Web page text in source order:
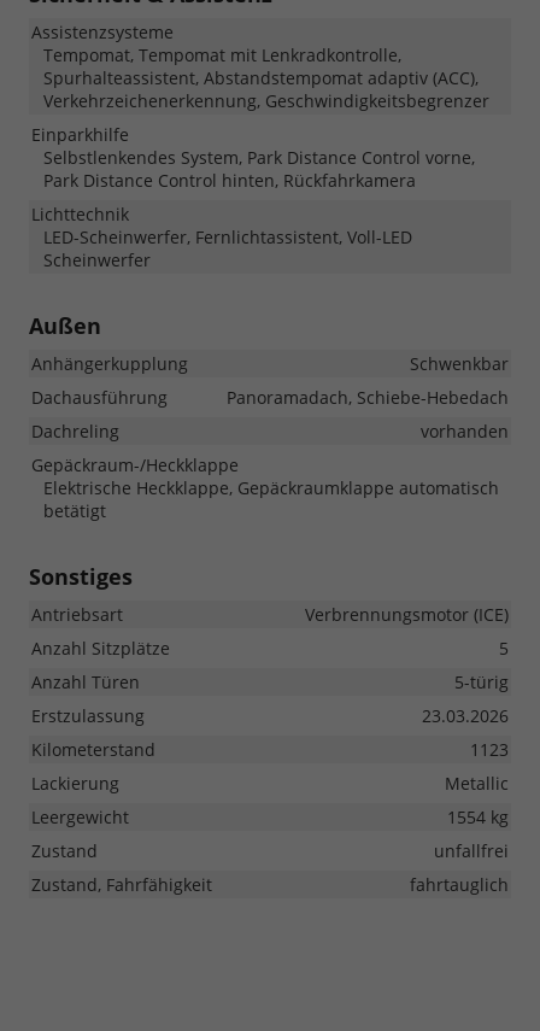
Assistenzsysteme
Tempomat, Tempomat mit Lenkradkontrolle,
Spurhalteassistent, Abstandstempomat adaptiv (ACC),
Verkehrzeichenerkennung, Geschwindigkeitsbegrenzer
Einparkhilfe
Selbstlenkendes System, Park Distance Control vorne,
Park Distance Control hinten, Rückfahrkamera
Lichttechnik
LED-Scheinwerfer, Fernlichtassistent, Voll-LED
Scheinwerfer
Außen
Anhängerkupplung
Schwenkbar
Dachausführung
Panoramadach, Schiebe-Hebedach
Dachreling
vorhanden
Gepäckraum-/Heckklappe
Elektrische Heckklappe, Gepäckraumklappe automatisch
betätigt
Sonstiges
Antriebsart
Verbrennungsmotor (ICE)
Anzahl Sitzplätze
5
Anzahl Türen
5-türig
Erstzulassung
23.03.2026
Kilometerstand
1123
Lackierung
Metallic
Leergewicht
1554 kg
Zustand
unfallfrei
Zustand, Fahrfähigkeit
fahrtauglich